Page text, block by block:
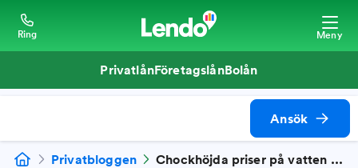
Ring Meny
PrivatlånFöretagslånBolån
Ansök
Privatbloggen Chockhöjda priser på vatten – så sparar du